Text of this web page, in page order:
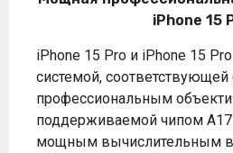
iPhone 15
iPhone 15 Pro и iPhone 15
системой,
профессиональным
поддерживаемой чипом A17
мощным вычислительным